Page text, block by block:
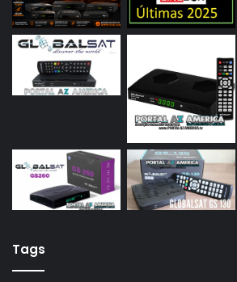
Tags